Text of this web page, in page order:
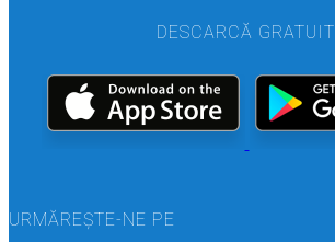
DESCARCĂ GRATUIT
URMĂREȘTE-NE PE